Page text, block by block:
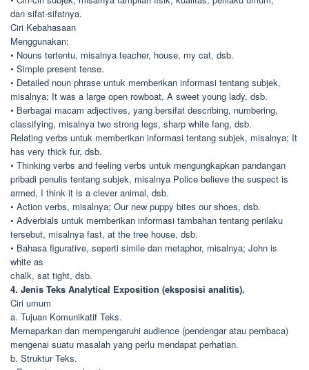
dan sifat-sifatnya.
Ciri Kebahasaan
Menggunakan:
• Nouns tertentu, misalnya teacher, house, my cat, dsb.
• Simple present tense.
• Detailed noun phrase untuk memberikan informasi tentang subjek,
misalnya; It was a large open rowboat, A sweet young lady, dsb.
• Berbagai macam adjectives, yang bersifat describing, numbering,
classifying, misalnya two strong legs, sharp white fang, dsb.
Relating verbs untuk memberikan informasi tentang subjek, misalnya; It
has very thick fur, dsb.
• Thinking verbs and feeling verbs untuk mengungkapkan pandangan
pribadi penulis tentang subjek, misalnya Police believe the suspect is
armed, I think it is a clever animal, dsb.
• Action verbs, misalnya; Our new puppy bites our shoes, dsb.
• Adverbials untuk memberikan informasi tambahan tentang perilaku
tersebut, misalnya fast, at the tree house, dsb.
• Bahasa figurative, seperti simile dan metaphor, misalnya; John is
white as
chalk, sat tight, dsb.
4. Jenis Teks Analytical Exposition (eksposisi analitis).
Ciri umum
a. Tujuan Komunikatif Teks.
Memaparkan dan mempengaruhi audience (pendengar atau pembaca)
mengenai suatu masalah yang perlu mendapat perhatian.
b. Struktur Teks.